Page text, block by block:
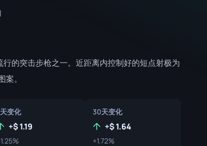
涂鸦盒子
的突击步枪之一。近距离内控制好的短点射极为
。
变化
+ 1.19
30天变化
+ 1.64
+1.72%